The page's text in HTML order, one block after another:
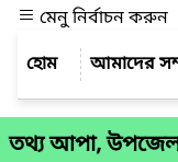
মেনু নির্বাচন করুন
আমাদের
তথ্য আপা,